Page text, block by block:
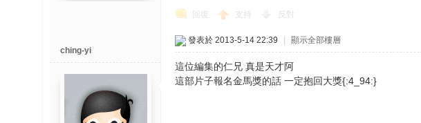
回復 支持 反對
ching-yi
發表於 2013-5-14 22:39 顯示全部樓層
這位編集的仁兄 真是天才阿
這部片子報名金馬獎的話 一定抱回大獎{:4_94:}